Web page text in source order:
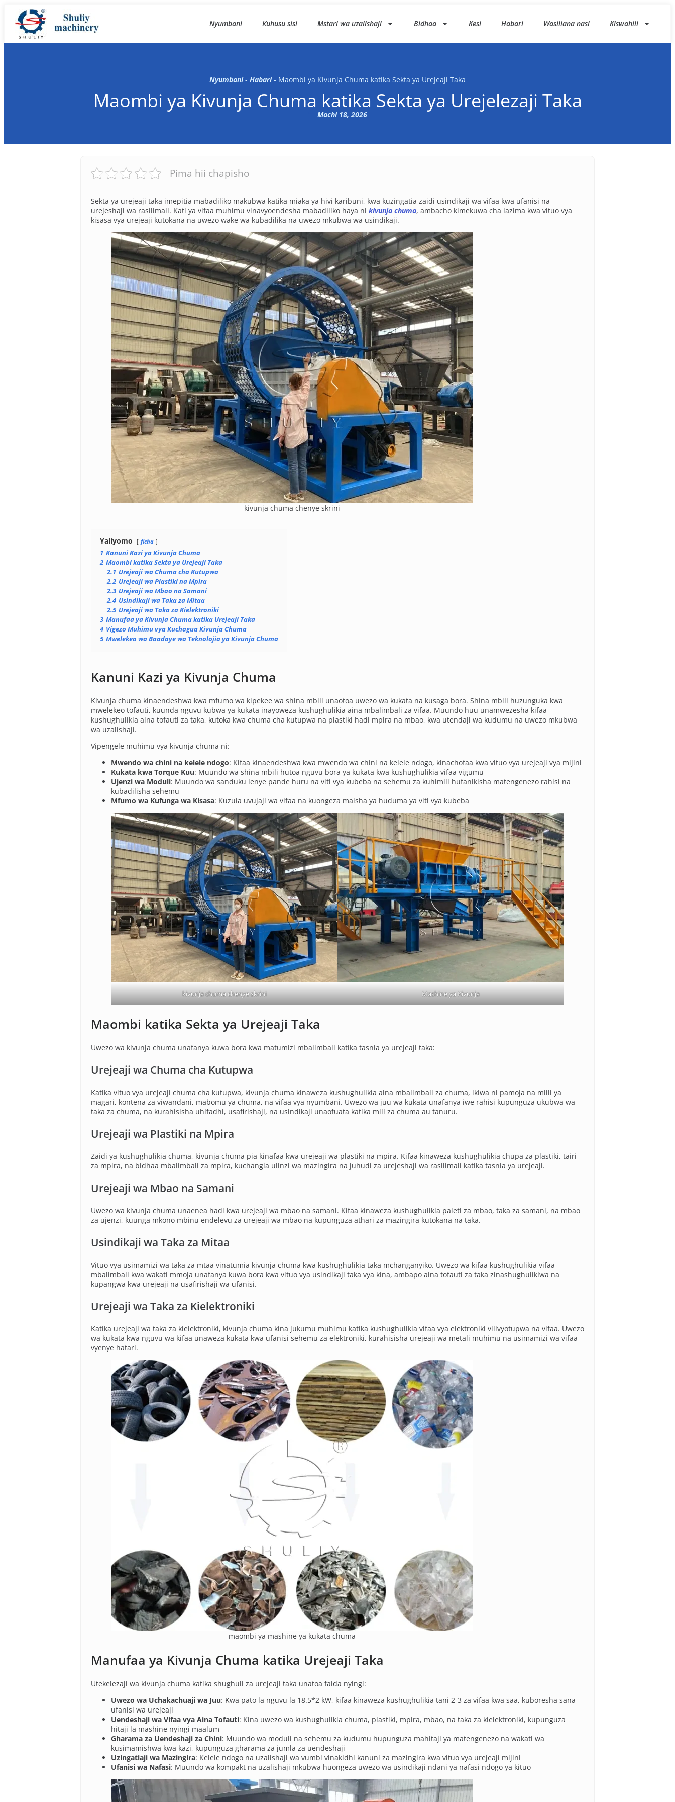
Nyumbani Kuhusu sisi Mstari wa uzalishaji Bidhaa Kesi Habari Wasiliana nasi Kiswahili
Nyumbani- Habari- Maombi ya Kivunja Chuma katika Sekta ya Urejeaji Taka
Maombi ya Kivunja Chuma katika Sekta ya Urejelezaji Taka
Machi 18, 2026
Pima hii chapisho
Sekta ya urejeaji taka imepitia mabadiliko makubwa katika miaka ya hivi karibuni, kwa kuzingatia zaidi usindikaji wa vifaa kwa ufanisi na
urejeshaji wa rasilimali. Kati ya vifaa muhimu vinavyoendesha mabadiliko haya ni kivunja chuma, ambacho kimekuwa cha lazima kwa vituo vya
kisasa vya urejeaji kutokana na uwezo wake wa kubadilika na uwezo mkubwa wa usindikaji.
kivunja chuma chenye skrini
Yaliyomo ficha
1 Kanuni Kazi ya Kivunja Chuma
2 Maombi katika Sekta ya Urejeaji Taka
2.1 Urejeaji wa Chuma cha Kutupwa
2.2 Urejeaji wa Plastiki na Mpira
2.3 Urejeaji wa Mbao na Samani
2.4 Usindikaji wa Taka za Mitaa
2.5 Urejeaji wa Taka za Kielektroniki
3 Manufaa ya Kivunja Chuma katika Urejeaji Taka
4 Vigezo Muhimu vya Kuchagua Kivunja Chuma
5 Mwelekeo wa Baadaye wa Teknolojia ya Kivunja Chuma
Kanuni Kazi ya Kivunja Chuma
Kivunja chuma kinaendeshwa kwa mfumo wa kipekee wa shina mbili unaotoa uwezo wa kukata na kusaga bora. Shina mbili huzunguka kwa
mwelekeo tofauti, kuunda nguvu kubwa ya kukata inayoweza kushughulikia aina mbalimbali za vifaa. Muundo huu unamwezesha kifaa
kushughulikia aina tofauti za taka, kutoka kwa chuma cha kutupwa na plastiki hadi mpira na mbao, kwa utendaji wa kudumu na uwezo mkubwa
wa uzalishaji.
Vipengele muhimu vya kivunja chuma ni:
Mwendo wa chini na kelele ndogo: Kifaa kinaendeshwa kwa mwendo wa chini na kelele ndogo, kinachofaa kwa vituo vya urejeaji vya mijini
Kukata kwa Torque Kuu: Muundo wa shina mbili hutoa nguvu bora ya kukata kwa kushughulikia vifaa vigumu
Ujenzi wa Moduli: Muundo wa sanduku lenye pande huru na viti vya kubeba na sehemu za kuhimili hufanikisha matengenezo rahisi na
kubadilisha sehemu
Mfumo wa Kufunga wa Kisasa: Kuzuia uvujaji wa vifaa na kuongeza maisha ya huduma ya viti vya kubeba
kivunja chuma chenye skrini Mashine ya Kivunja
Maombi katika Sekta ya Urejeaji Taka
Uwezo wa kivunja chuma unafanya kuwa bora kwa matumizi mbalimbali katika tasnia ya urejeaji taka:
Urejeaji wa Chuma cha Kutupwa
Katika vituo vya urejeaji chuma cha kutupwa, kivunja chuma kinaweza kushughulikia aina mbalimbali za chuma, ikiwa ni pamoja na miili ya
magari, kontena za viwandani, mabomu ya chuma, na vifaa vya nyumbani. Uwezo wa juu wa kukata unafanya iwe rahisi kupunguza ukubwa wa
taka za chuma, na kurahisisha uhifadhi, usafirishaji, na usindikaji unaofuata katika mill za chuma au tanuru.
Urejeaji wa Plastiki na Mpira
Zaidi ya kushughulikia chuma, kivunja chuma pia kinafaa kwa urejeaji wa plastiki na mpira. Kifaa kinaweza kushughulikia chupa za plastiki, tairi
za mpira, na bidhaa mbalimbali za mpira, kuchangia ulinzi wa mazingira na juhudi za urejeshaji wa rasilimali katika tasnia ya urejeaji.
Urejeaji wa Mbao na Samani
Uwezo wa kivunja chuma unaenea hadi kwa urejeaji wa mbao na samani. Kifaa kinaweza kushughulikia paleti za mbao, taka za samani, na mbao
za ujenzi, kuunga mkono mbinu endelevu za urejeaji wa mbao na kupunguza athari za mazingira kutokana na taka.
Usindikaji wa Taka za Mitaa
Vituo vya usimamizi wa taka za mtaa vinatumia kivunja chuma kwa kushughulikia taka mchanganyiko. Uwezo wa kifaa kushughulikia vifaa
mbalimbali kwa wakati mmoja unafanya kuwa bora kwa vituo vya usindikaji taka vya kina, ambapo aina tofauti za taka zinashughulikiwa na
kupangwa kwa urejeaji na usafirishaji wa ufanisi.
Urejeaji wa Taka za Kielektroniki
Katika urejeaji wa taka za kielektroniki, kivunja chuma kina jukumu muhimu katika kushughulikia vifaa vya elektroniki vilivyotupwa na vifaa. Uwezo
wa kukata kwa nguvu wa kifaa unaweza kukata kwa ufanisi sehemu za elektroniki, kurahisisha urejeaji wa metali muhimu na usimamizi wa vifaa
vyenye hatari.
maombi ya mashine ya kukata chuma
Manufaa ya Kivunja Chuma katika Urejeaji Taka
Utekelezaji wa kivunja chuma katika shughuli za urejeaji taka unatoa faida nyingi:
Uwezo wa Uchakachuaji wa Juu: Kwa pato la nguvu la 18.5*2 kW, kifaa kinaweza kushughulikia tani 2-3 za vifaa kwa saa, kuboresha sana
ufanisi wa urejeaji
Uendeshaji wa Vifaa vya Aina Tofauti: Kina uwezo wa kushughulikia chuma, plastiki, mpira, mbao, na taka za kielektroniki, kupunguza
hitaji la mashine nyingi maalum
Gharama za Uendeshaji za Chini: Muundo wa moduli na sehemu za kudumu hupunguza mahitaji ya matengenezo na wakati wa
kusimamishwa kwa kazi, kupunguza gharama za jumla za uendeshaji
Uzingatiaji wa Mazingira: Kelele ndogo na uzalishaji wa vumbi vinakidhi kanuni za mazingira kwa vituo vya urejeaji mijini
Ufanisi wa Nafasi: Muundo wa kompakt na uzalishaji mkubwa huongeza uwezo wa usindikaji ndani ya nafasi ndogo ya kituo